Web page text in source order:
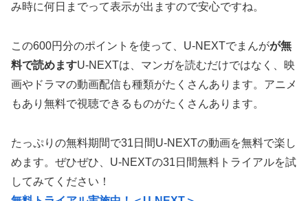
み時に何日までって表示が出ますので安心ですね。
この600円分のポイントを使って、U-NEXTでまんがが無
料で読めますU-NEXTは、マンガを読むだけではなく、映
画やドラマの動画配信も種類がたくさんあります。アニメ
もあり無料で視聴できるものがたくさんあります。
たっぷりの無料期間で31日間U-NEXTの動画を無料で楽し
めます。ぜひぜひ、U-NEXTの31日間無料トライアルを試
してみてください！